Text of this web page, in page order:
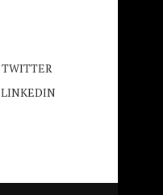
TWITTER
LINKEDIN